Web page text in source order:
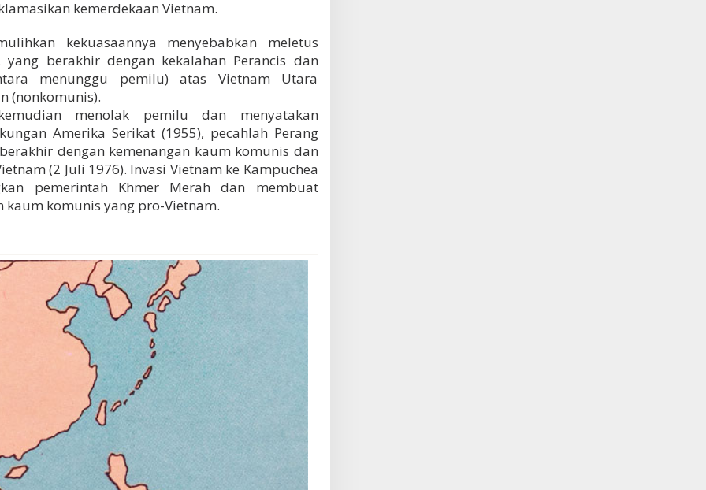
kemerdekaan Vietnam.
kekuasaannya menyebabkan meletus
yang berakhir dengan kekalahan Perancis dan
menunggu pemilu) atas Vietnam Utara
(nonkomunis).
menolak pemilu dan menyatakan
Amerika Serikat (1955), pecahlah Perang
dengan kemenangan kaum komunis dan
(2 Juli 1976). Invasi Vietnam ke Kampuchea
pemerintah Khmer Merah dan membuat
komunis yang pro-Vietnam.